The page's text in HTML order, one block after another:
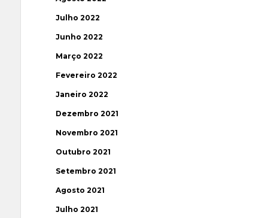
Julho 2022
Junho 2022
Março 2022
Fevereiro 2022
Janeiro 2022
Dezembro 2021
Novembro 2021
Outubro 2021
Setembro 2021
Agosto 2021
Julho 2021